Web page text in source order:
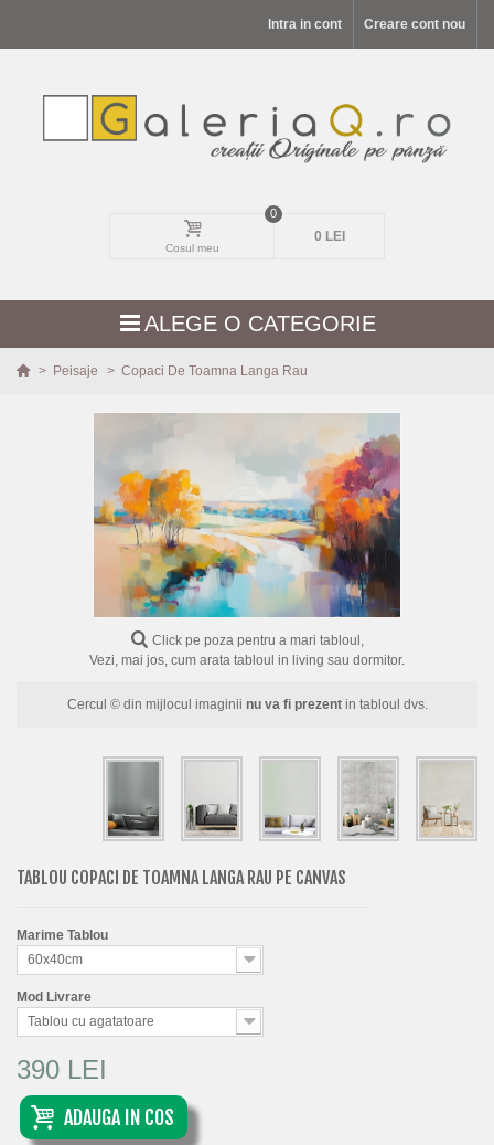
Intra in cont Creare cont nou
Cosul meu
0
0 LEI
ALEGE O CATEGORIE
> Peisaje > Copaci De Toamna Langa Rau
Click pe poza pentru a mari tabloul,
Vezi, mai jos, cum arata tabloul in living sau dormitor.
Cercul © din mijlocul imaginii nu va fi prezentin tabloul dvs.
TABLOU COPACI DE TOAMNA LANGA RAU PE CANVAS
Marime Tablou
60x40cm
Mod Livrare
Tablou cu agatatoare
390 LEI
ADAUGA IN COS